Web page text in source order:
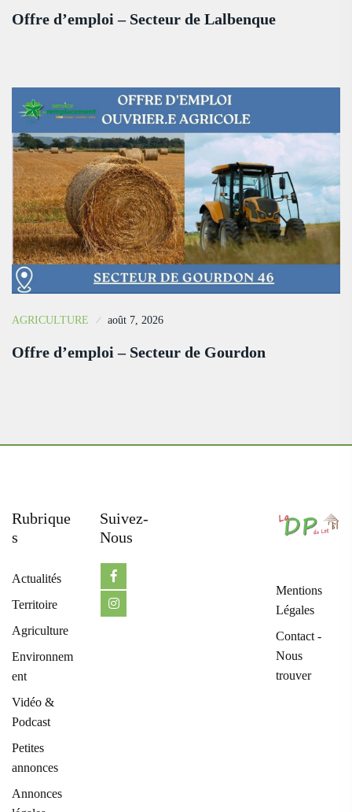
Offre d’emploi – Secteur de Lalbenque
AGRICULTURE août 7, 2026
Offre d’emploi – Secteur de Gourdon
Rubrique
S
Actualités
Territoire
Agriculture
Environnem
ent
Vidéo &
Podcast
Petites
annonces
Annonces
Suivez-
Nous
Mentions
Légales
Contact -
Nous
trouver